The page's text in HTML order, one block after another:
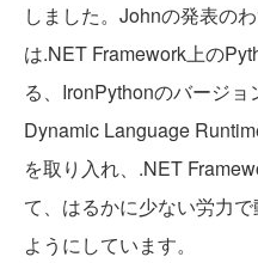
しました。Johnの発表の
は.NET Framework上の
る、IronPythonのバージョ
Dynamic Language
を取り入れ、.NET
て、はるかに少ない労力
ようにしています。